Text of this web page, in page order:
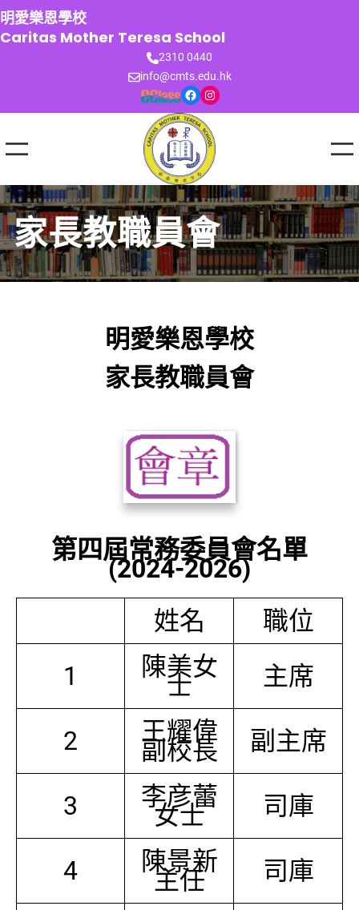
跳
至
主
明愛樂恩學校
Caritas Mother Teresa School
2310 0440
info@cmts.edu.hk
Facebook Instagram
家長教職員會
明愛樂恩學校
家長教職員會
第四屆常務委員會名單
(2024-2026)
姓名
職位
1
陳美女
士 主席
2 王耀偉
副校長 副主席
3 李彦蕾
女士 司庫
4 陳景新
主任 司庫